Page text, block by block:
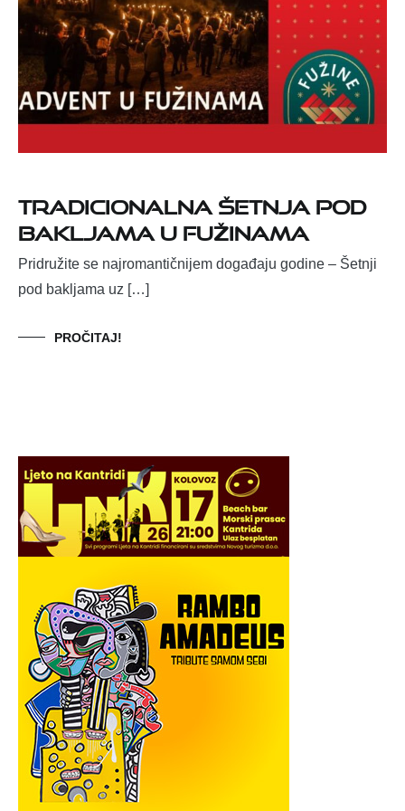
TRADICIONALNA ŠETNJA POD
BAKLJAMA U FUŽINAMA
Pridružite se najromantičnijem događaju godine – Šetnji
pod bakljama uz […]
PROČITAJ!